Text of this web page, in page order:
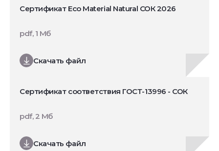
Сертификат Eco Material Natural СОК 2026
Скачать файл
pdf, 1 Мб
Сертификат соответствия ГОСТ-13996 - СОК
Скачать файл
pdf, 2 Мб